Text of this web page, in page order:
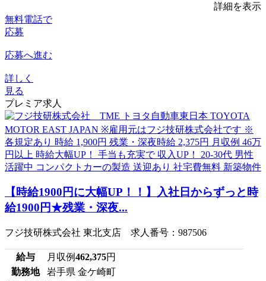
詳細を表示
無料電話で
応募
応募へ進む
詳しく
見る
プレミア求人
【時給1900円に大幅UP！！】入社日からずっと時
給1900円★残業・深夜...
フジ技研株式会社 東北支店 求人番号：987506
給与 月収例462,375円
勤務地
岩手県 金ケ崎町